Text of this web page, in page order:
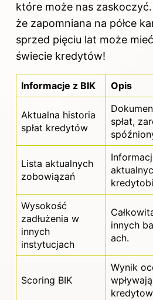
które może nas
że zapomniana na półce
sprzed pięciu lat może
świecie kredytów!
Informacje z BIK Opis
Aktualna historia
spłat kredytów
spłat,
Lista aktualnych
zobowiązań
Wysokość
zadłużenia w
innych
instytucjach
innych
ach.
Scoring BIK
Wynik